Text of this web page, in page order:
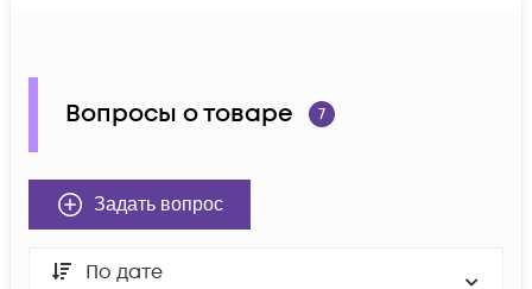
Вопросы о товаре 7
Задать вопрос
По дате